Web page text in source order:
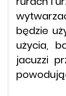
będzie
użycia,
jacuzzi